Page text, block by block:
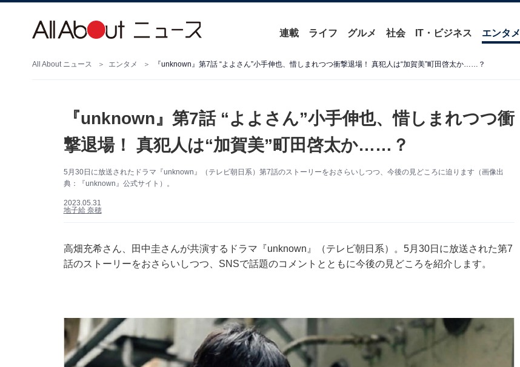
連載 ライフ グルメ 社会 IT・ビジネス エンタメ
All About ニュース エンタメ 『unknown』第7話 “よよさん”小手伸也、惜しまれつつ衝撃退場！ 真犯人は“加賀美”町田啓太か……？
『unknown』第7話 “よよさん”小手伸也、惜しまれつつ衝
撃退場！ 真犯人は“加賀美”町田啓太か……？
5月30日に放送されたドラマ『unknown』（テレビ朝日系）第7話のストーリーをおさらいしつつ、今後の見どころに迫ります（画像出
典：『unknown』公式サイト）。
2023.05.31
地子給 奈穂
高畑充希さん、田中圭さんが共演するドラマ『unknown』（テレビ朝日系）。5月30日に放送された第7
話のストーリーをおさらいしつつ、SNSで話題のコメントとともに今後の見どころを紹介します。